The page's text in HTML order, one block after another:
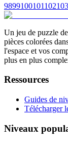
9899100101102103
Un jeu de puzzle
pièces colorées
l'espace et vos
plus en plus
Ressources
Guides de
Télécharger
Niveaux